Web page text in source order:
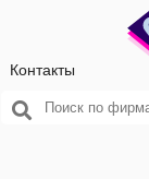
Контакты